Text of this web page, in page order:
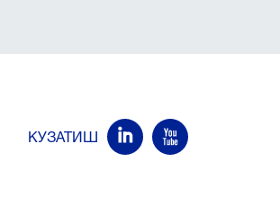
КУЗАТИШ